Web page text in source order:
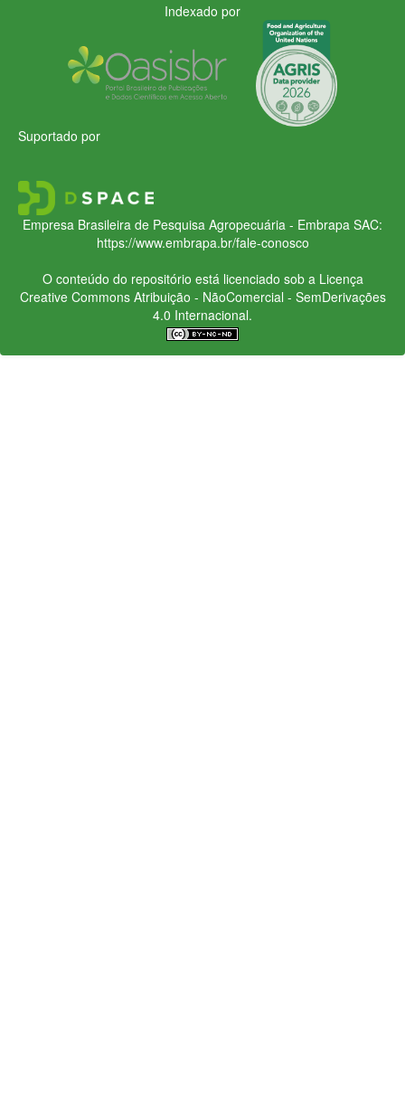
Indexado por
Suportado por
Empresa Brasileira de Pesquisa Agropecuária - Embrapa SAC:
https://www.embrapa.br/fale-conosco
O conteúdo do repositório está licenciado sob a Licença
Creative CommonsAtribuição - NãoComercial - SemDerivações
4.0 Internacional.